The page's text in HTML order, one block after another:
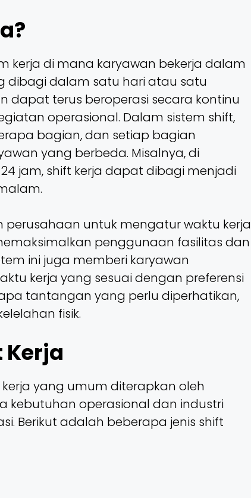
kerja di mana karyawan bekerja dalam
dibagi dalam satu hari atau satu
dapat terus beroperasi secara kontinu
operasional. Dalam sistem shift,
bagian, dan setiap bagian
yang berbeda. Misalnya, di
jam, shift kerja dapat dibagi menjadi
perusahaan untuk mengatur waktu kerja
penggunaan fasilitas dan
ini juga memberi karyawan
kerja yang sesuai dengan preferensi
tantangan yang perlu diperhatikan,
fisik.
yang umum diterapkan oleh
kebutuhan operasional dan industri
Berikut adalah beberapa jenis shift